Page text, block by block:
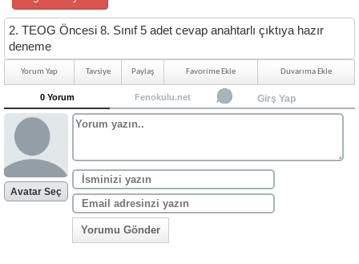
2. TEOG Öncesi 8. Sınıf 5 adet cevap anahtarlı çıktıya hazır
deneme
Yorum Yap Tavsiye Paylaş Favorime Ekle Duvarıma Ekle
0 Yorum Fenokulu.net Girş Yap
Avatar Seç
Yorumu Gönder